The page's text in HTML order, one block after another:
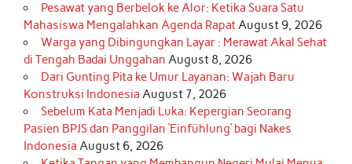
Pesawat yang Berbelok ke Alor: Ketika Suara Satu
Mahasiswa Mengalahkan Agenda RapatAugust 9, 2026
Warga yang Dibingungkan Layar : Merawat Akal Sehat
di Tengah Badai Unggahan August 8, 2026
Dari Gunting Pita ke Umur Layanan: Wajah Baru
Konstruksi Indonesia August 7, 2026
Sebelum Kata Menjadi Luka: Kepergian Seorang
Pasien BPJS dan Panggilan ‘Einfühlung’ bagi Nakes
Indonesia August 6, 2026